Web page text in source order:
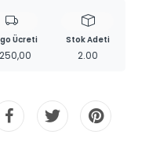
Ücreti Stok Adeti
2.00